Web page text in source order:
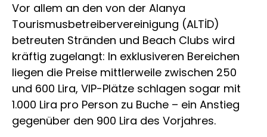
Vor allem an den von der Alanya
Tourismusbetreibervereinigung (ALTİD)
betreuten Stränden und Beach Clubs wird
kräftig zugelangt: In exklusiveren Bereichen
liegen die Preise mittlerweile zwischen 250
und 600 Lira, VIP-Plätze schlagen sogar mit
1.000 Lira pro Person zu Buche – ein Anstieg
gegenüber den 900 Lira des Vorjahres.